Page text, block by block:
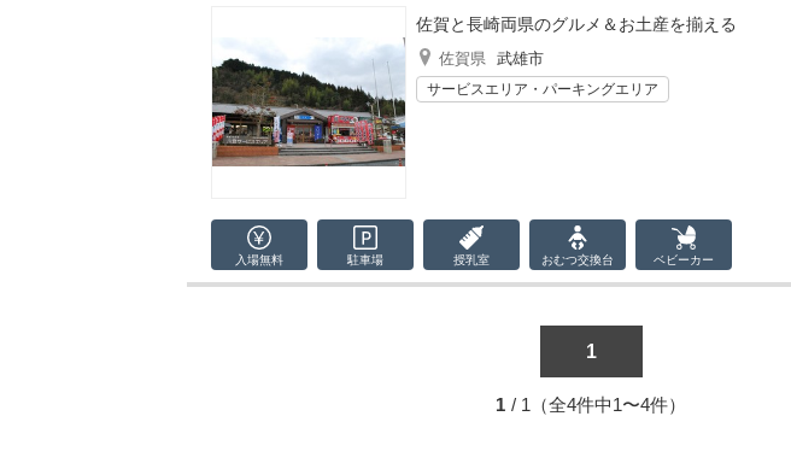
佐賀と長崎両県のグルメ＆お土産を揃える
佐賀県 武雄市
サービスエリア・パーキングエリア
入場無料 駐車場 授乳室 おむつ交換台 ベビーカー
1
1 / 1（全4件中1〜4件）